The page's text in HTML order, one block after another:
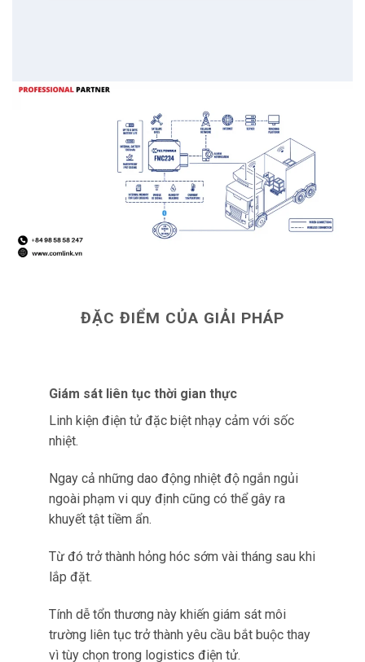
Giao thức BLE tiêu thụ năng lượng
thấp, cảm
biến duy trì truyền tải liên tục mà không cần
thay pin thường xuyên.
Do đó đảm bảo giám sát không gián đoạn qua
các chuyến hàng kéo dài nhiều ngày hoặc nhiều
vùng lãnh thổ.
công định kỳ bằng cảnh báo thời gian thực.
quy trình xếp hàng không đúng cách các bên
liên quan nhận thông báo tức thì thay vì chỉ phát
hiện hư hỏng khi giao hàng.
Với lô hàng điện tử trị giá hàng trăm nghìn đô
la, khả năng phát hiện ngay lập tức này ngăn
ngừa thiệt hại lan rộng.
Từ đó kích hoạt hành động khắc phục nhanh
như điều chỉnh tuyến đường hoặc chuyển gấp
vào kho có kiểm soát nhiệt độ tốt.
Ví dụ: Một công ty logistics tại